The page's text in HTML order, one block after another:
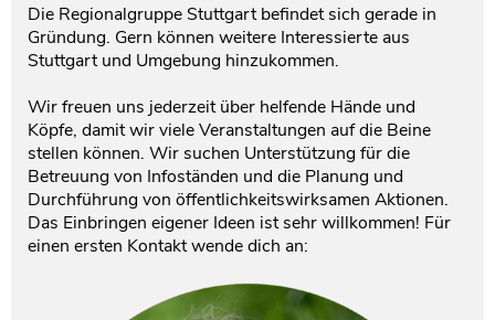
Die Regionalgruppe Stuttgart befindet sich gerade in
Gründung. Gern können weitere Interessierte aus
Stuttgart und Umgebung hinzukommen.
Wir freuen uns jederzeit über helfende Hände und
Köpfe, damit wir viele Veranstaltungen auf die Beine
stellen können. Wir suchen Unterstützung für die
Betreuung von Infoständen und die Planung und
Durchführung von öffentlichkeitswirksamen Aktionen.
Das Einbringen eigener Ideen ist sehr willkommen! Für
einen ersten Kontakt wende dich an:
Testament und Nachlass
Netzwerk- und Kooperationspartner